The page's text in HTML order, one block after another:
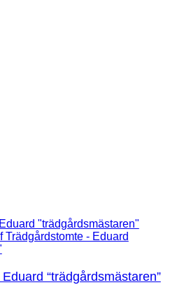
“trädgårdsmästaren”